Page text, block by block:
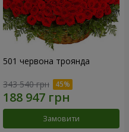
501 червона троянда
343 540 грн
Замовити